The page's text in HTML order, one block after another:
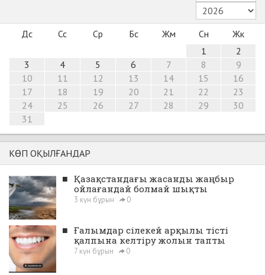
Дс Сс Ср Бс Жм Сн
Жк
1
2
3
4 5 6 7 8
9
10
11 12 13 14 15
16
17
18 19 20 21 22
23
24
25 26 27 28 29
30
31
КӨП ОҚЫЛҒАНДАР
■ Қазақстандағы жасанды жаңбыр
ойлағандай болмай шықты
3 күн бұрын 0
■ Ғалымдар сілекей арқылы тісті
қалпына келтіру жолын тапты
7 күн бұрын 0